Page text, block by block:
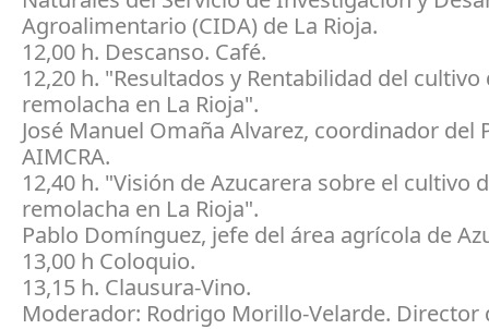
Agroalimentario (CIDA) de La Rioja.
12,00 h. Descanso. Café.
12,20 h. "Resultados y Rentabilidad del cultivo
remolacha en La Rioja".
José Manuel Omaña Alvarez, coordinador del
AIMCRA.
12,40 h. "Visión de Azucarera sobre el cultivo
remolacha en La Rioja".
Pablo Domínguez, jefe del área agrícola de
13,00 h Coloquio.
13,15 h. Clausura-Vino.
Moderador: Rodrigo Morillo-Velarde. Director